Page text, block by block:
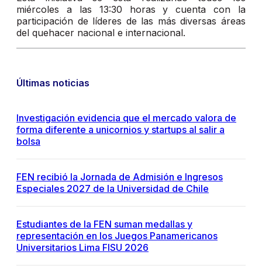
miércoles a las 13:30 horas y cuenta con la
participación de líderes de las más diversas áreas
del quehacer nacional e internacional.
Últimas noticias
Investigación evidencia que el mercado valora de
forma diferente a unicornios y startups al salir a
bolsa
FEN recibió la Jornada de Admisión e Ingresos
Especiales 2027 de la Universidad de Chile
Estudiantes de la FEN suman medallas y
representación en los Juegos Panamericanos
Universitarios Lima FISU 2026